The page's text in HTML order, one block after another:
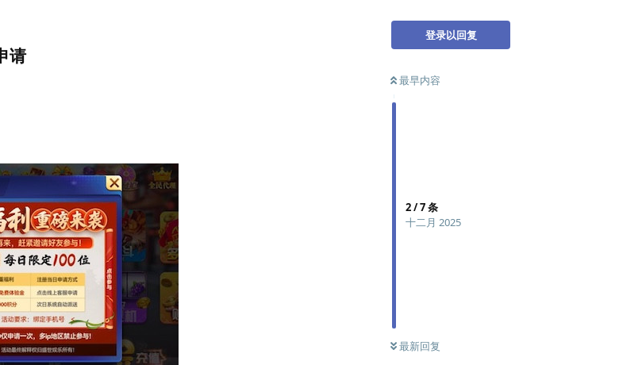
登录以回复
最早内容
2/7条
十二月 2025
最新回复
请